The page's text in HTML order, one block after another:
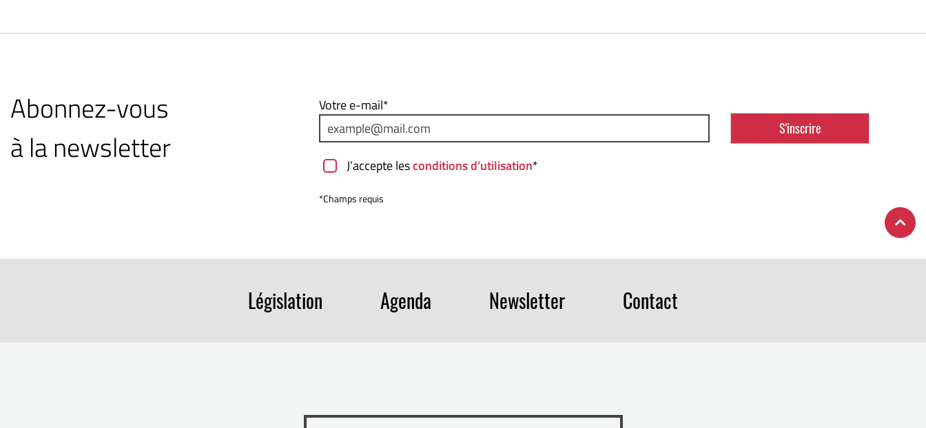
Abonnez-vous
à la newsletter
Votre e-mail*
J’accepte lesconditions d’utilisation*
*Champs requis
Législation Agenda Newsletter Contact